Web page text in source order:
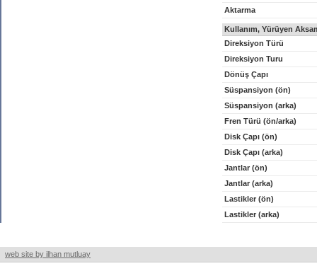
Aktarma
Kullanım, Yürüyen
Direksiyon Türü
Direksiyon Turu
Dönüş Çapı
Süspansiyon (ön)
Süspansiyon (arka)
Fren Türü (ön/arka)
Disk Çapı (ön)
Disk Çapı (arka)
Jantlar (ön)
Jantlar (arka)
Lastikler (ön)
Lastikler (arka)
web site by ilhan mutluay